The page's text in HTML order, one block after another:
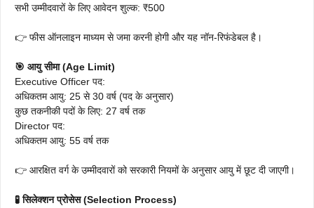
सभी उम्मीदवारों के लिए आवेदन शुल्क: ₹500
👉 फीस ऑनलाइन माध्यम से जमा करनी होगी और यह नॉन-रिफंडेबल है।
🎯 आयु सीमा (Age Limit)
Executive Officer पद:
अधिकतम आयु: 25 से 30 वर्ष (पद के अनुसार)
कुछ तकनीकी पदों के लिए: 27 वर्ष तक
Director पद:
अधिकतम आयु: 55 वर्ष तक
👉 आरक्षित वर्ग के उम्मीदवारों को सरकारी नियमों के अनुसार आयु में छूट दी जाएगी।
🧪 सिलेक्शन प्रोसेस (Selection Process)